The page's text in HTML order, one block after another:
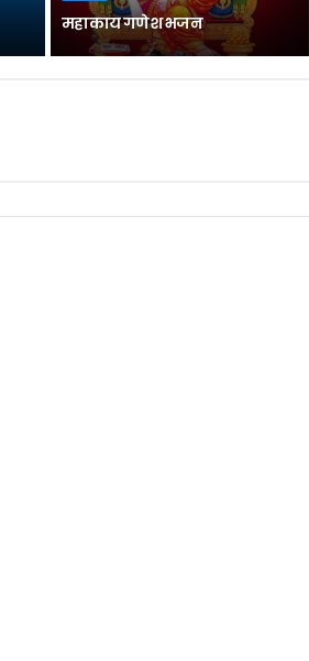
महाकाय गणेश भजन